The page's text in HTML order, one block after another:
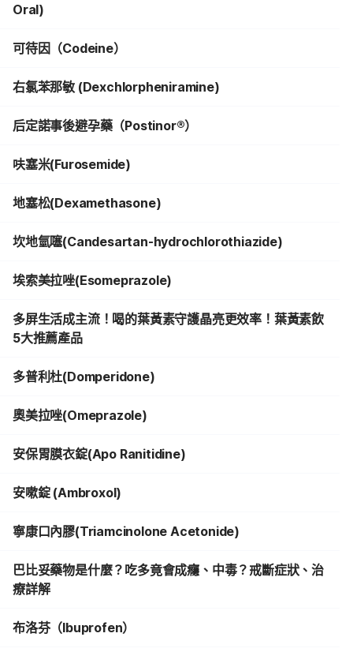
Oral)
可待因（Codeine）
右氯苯那敏 (Dexchlorpheniramine)
后定諾事後避孕藥（Postinor®）
呋塞米(Furosemide)
地塞松(Dexamethasone)
坎地氫噻(Candesartan-hydrochlorothiazide)
埃索美拉唑(Esomeprazole)
多屏生活成主流！喝的葉黃素守護晶亮更效率！葉黃素飲
5大推薦產品
多普利杜(Domperidone)
奧美拉唑(Omeprazole)
安保胃膜衣錠(Apo Ranitidine)
安嗽錠 (Ambroxol)
寧康口內膠(Triamcinolone Acetonide)
巴比妥藥物是什麼？吃多竟會成癮、中毒？戒斷症狀、治
療詳解
布洛芬（Ibuprofen）